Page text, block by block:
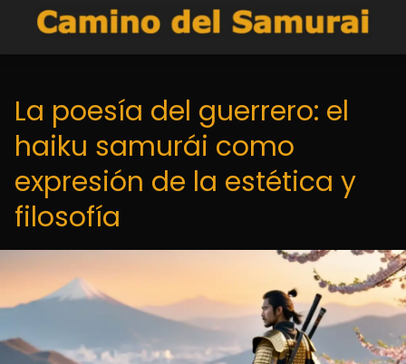
La poesía del guerrero: el
haiku samurái como
expresión de la estética y
filosofía